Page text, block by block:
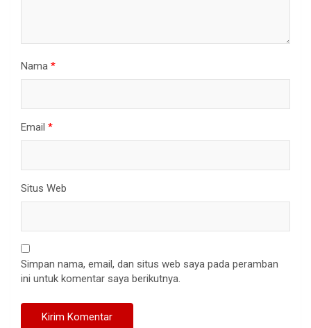
Nama *
Email *
Situs Web
Simpan nama, email, dan situs web saya pada peramban
ini untuk komentar saya berikutnya.